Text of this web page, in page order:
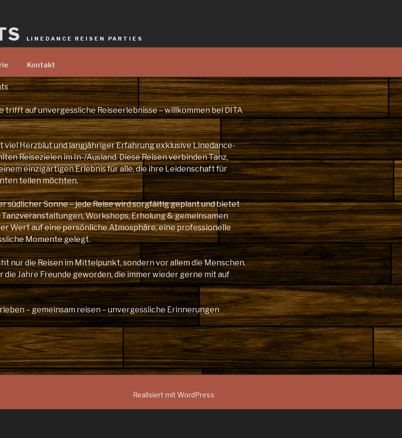
LINEDANCE REISEN PARTIES
Kontakt
trifft auf unvergessliche Reiseerlebnisse – willkommen bei DITA
viel Herzblut und langjähriger Erfahrung exklusive Linedance-
Reisezielen im In-/Ausland. Diese Reisen verbinden Tanz,
einzigartigen Erlebnis für alle, die ihre Leidenschaft für
teilen möchten.
südlicher Sonne – jede Reise wird sorgfältig geplant und bietet
Workshops, Erholung & gemeinsamen
Wert auf eine persönliche Atmosphäre, eine professionelle
Momente gelegt.
nur die Reisen im Mittelpunkt, sondern vor allem die Menschen.
die Jahre Freunde geworden, die immer wieder gerne mit auf
– gemeinsam reisen – unvergessliche Erinnerungen
Realisiert mit WordPress